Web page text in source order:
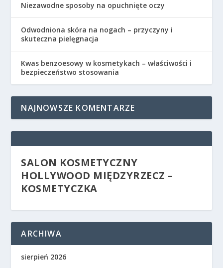
Niezawodne sposoby na opuchnięte oczy
Odwodniona skóra na nogach – przyczyny i
skuteczna pielęgnacja
Kwas benzoesowy w kosmetykach – właściwości i
bezpieczeństwo stosowania
NAJNOWSZE KOMENTARZE
SALON KOSMETYCZNY
HOLLYWOOD MIĘDZYRZECZ –
KOSMETYCZKA
ARCHIWA
sierpień 2026